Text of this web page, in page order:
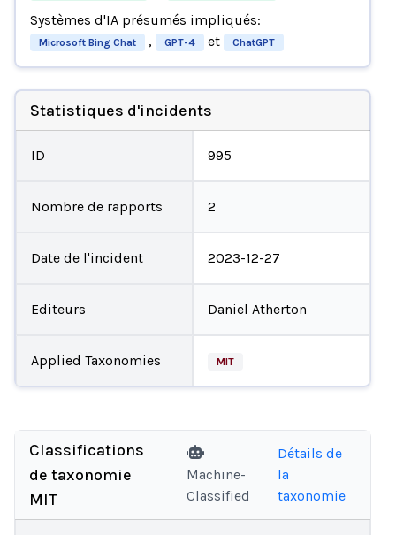
Systèmes d'IA présumés impliqués:
Microsoft Bing Chat , GPT-4 et ChatGPT
Statistiques d'incidents
ID 995
Nombre de rapports 2
Date de l'incident 2023-12-27
Editeurs Daniel Atherton
Applied Taxonomies MIT
Classifications
de taxonomie
MIT
Machine-
Classified
Détails de
la
taxonomie